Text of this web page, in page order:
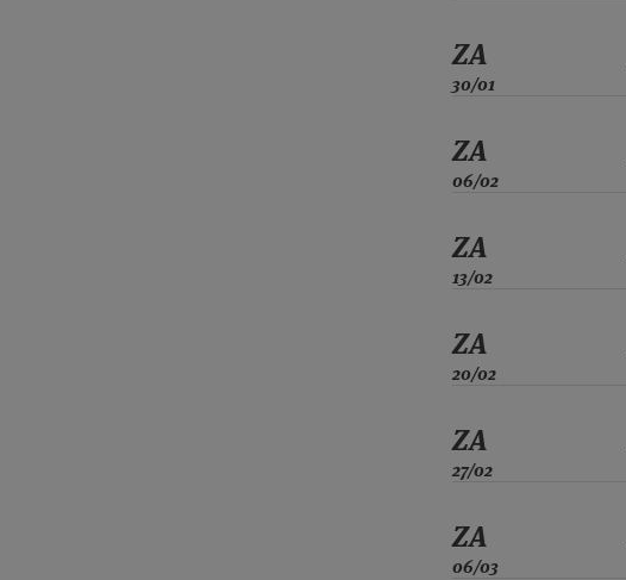
ZA
30/01
ZA
06/02
ZA
13/02
ZA
20/02
ZA
27/02
ZA
06/03